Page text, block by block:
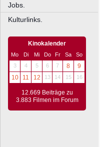
Jobs.
Kulturlinks.
Kinokalender
Mo Di Mi Do Fr Sa
So
3
4 5 6 7 8
9
10
11 12 13 14 15 16
12.669 Beiträge zu
3.883 Filmen im Forum